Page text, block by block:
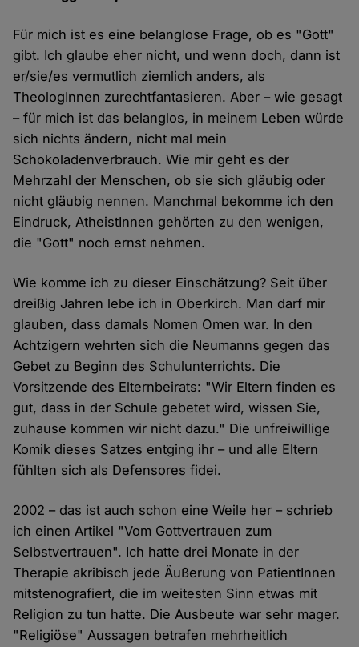
Für mich ist es eine belanglose Frage, ob es "Gott"
gibt. Ich glaube eher nicht, und wenn doch, dann ist
er/sie/es vermutlich ziemlich anders, als
TheologInnen zurechtfantasieren. Aber – wie gesagt
– für mich ist das belanglos, in meinem Leben würde
sich nichts ändern, nicht mal mein
Schokoladenverbrauch. Wie mir geht es der
Mehrzahl der Menschen, ob sie sich gläubig oder
nicht gläubig nennen. Manchmal bekomme ich den
Eindruck, AtheistInnen gehörten zu den wenigen,
die "Gott" noch ernst nehmen.
Wie komme ich zu dieser Einschätzung? Seit über
dreißig Jahren lebe ich in Oberkirch. Man darf mir
glauben, dass damals Nomen Omen war. In den
Achtzigern wehrten sich die Neumanns gegen das
Gebet zu Beginn des Schulunterrichts. Die
Vorsitzende des Elternbeirats: "Wir Eltern finden es
gut, dass in der Schule gebetet wird, wissen Sie,
zuhause kommen wir nicht dazu." Die unfreiwillige
Komik dieses Satzes entging ihr – und alle Eltern
fühlten sich als Defensores fidei.
2002 – das ist auch schon eine Weile her – schrieb
ich einen Artikel "Vom Gottvertrauen zum
Selbstvertrauen". Ich hatte drei Monate in der
Therapie akribisch jede Äußerung von PatientInnen
mitstenografiert, die im weitesten Sinn etwas mit
Religion zu tun hatte. Die Ausbeute war sehr mager.
"Religiöse" Aussagen betrafen mehrheitlich